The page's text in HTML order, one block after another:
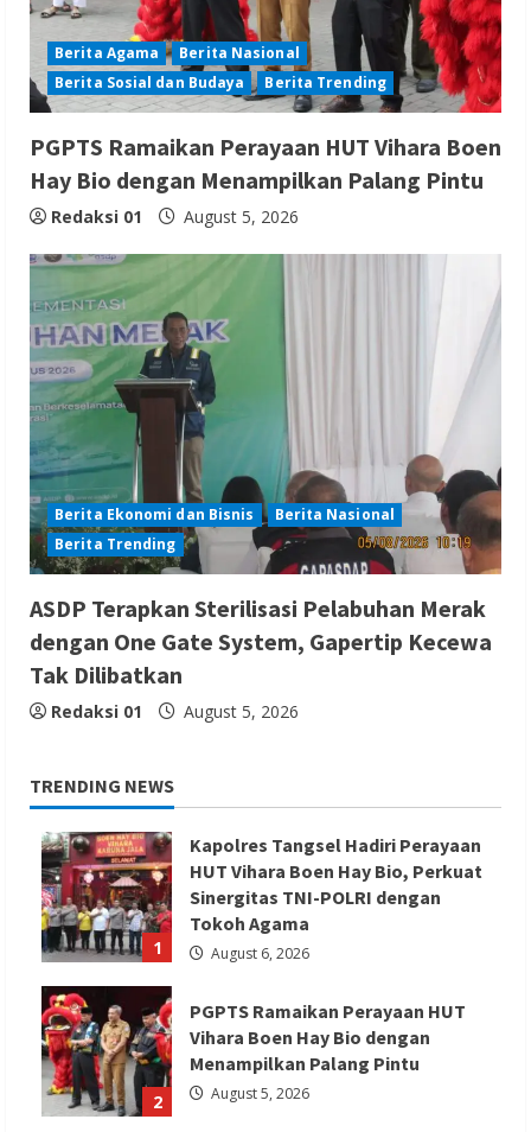
Berita Agama
Berita Nasional
Berita Sosial dan Budaya
Berita Trending
PGPTS Ramaikan Perayaan HUT Vihara Boen
Hay Bio dengan Menampilkan Palang Pintu
Redaksi 01 August 5, 2026
Berita Ekonomi dan Bisnis
Berita Nasional
Berita Trending
ASDP Terapkan Sterilisasi Pelabuhan Merak
dengan One Gate System, Gapertip Kecewa
Tak Dilibatkan
Redaksi 01 August 5, 2026
TRENDING NEWS
1
Kapolres Tangsel Hadiri Perayaan
HUT Vihara Boen Hay Bio, Perkuat
Sinergitas TNI-POLRI dengan
Tokoh Agama
August 6, 2026
2
PGPTS Ramaikan Perayaan HUT
Vihara Boen Hay Bio dengan
Menampilkan Palang Pintu
August 5, 2026